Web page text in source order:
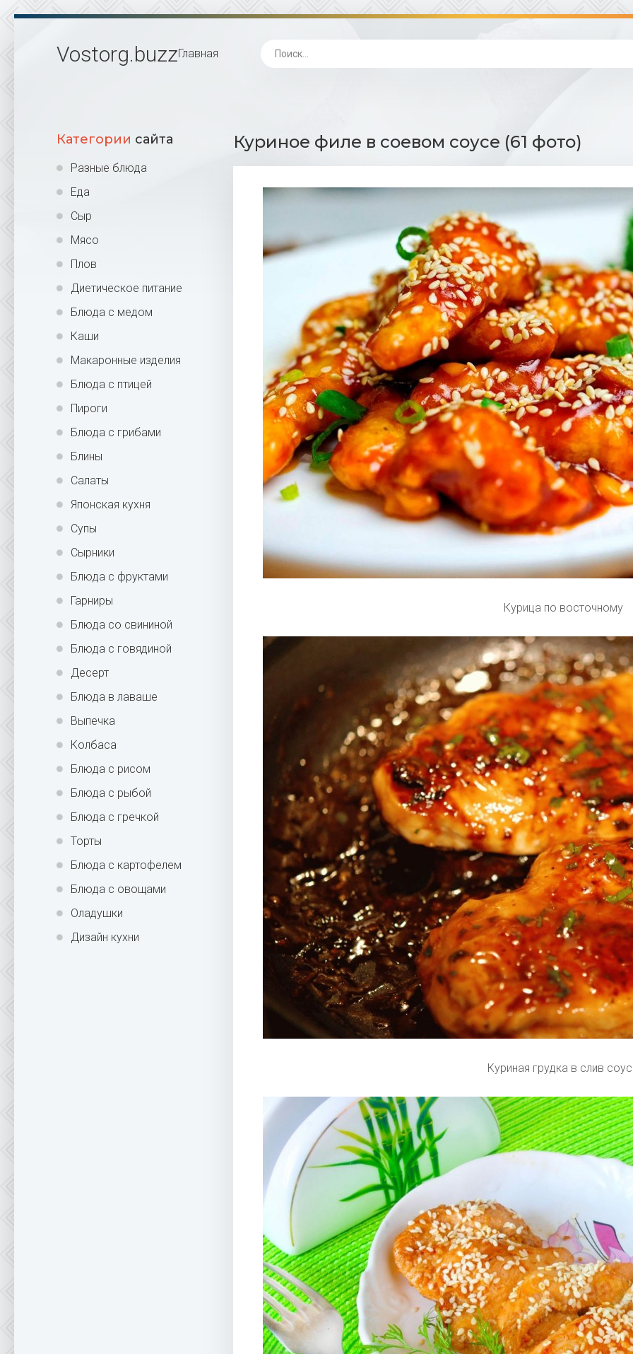
Vostorg.buzzГлавная
Категории сайта
Разные блюда
Еда
Сыр
Мясо
Плов
Диетическое питание
Блюда с медом
Каши
Макаронные изделия
Блюда с птицей
Пироги
Блюда с грибами
Блины
Салаты
Японская кухня
Супы
Сырники
Блюда с фруктами
Гарниры
Блюда со свининой
Блюда с говядиной
Десерт
Блюда в лаваше
Выпечка
Колбаса
Блюда с рисом
Блюда с рыбой
Блюда с гречкой
Торты
Блюда с картофелем
Блюда с овощами
Оладушки
Дизайн кухни
Куриное филе в соевом соусе (61 фото)
Курица по восточному
Куриная грудка в слив